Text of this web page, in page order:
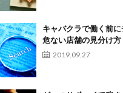
キャバクラで働く前に
危ない店舗の見分け方
2019.09.27